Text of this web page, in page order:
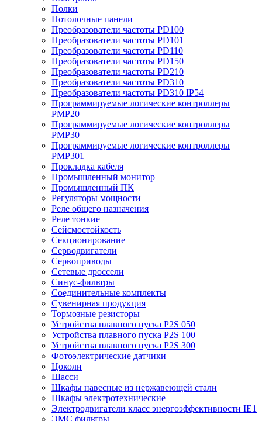
Полки
Потолочные панели
Преобразователи частоты PD100
Преобразователи частоты PD101
Преобразователи частоты PD110
Преобразователи частоты PD150
Преобразователи частоты PD210
Преобразователи частоты PD310
Преобразователи частоты PD310 IP54
Программируемые логические контроллеры
PMP20
Программируемые логические контроллеры
PMP30
Программируемые логические контроллеры
PMP301
Прокладка кабеля
Промышленный монитор
Промышленный ПК
Регуляторы мощности
Реле общего назначения
Реле тонкие
Сейсмостойкость
Секционирование
Серводвигатели
Сервоприводы
Сетевые дроссели
Синус-фильтры
Соединительные комплекты
Сувенирная продукция
Тормозные резисторы
Устройства плавного пуска P2S 050
Устройства плавного пуска P2S 100
Устройства плавного пуска P2S 300
Фотоэлектрические датчики
Цоколи
Шасси
Шкафы навесные из нержавеющей стали
Шкафы электротехнические
Электродвигатели класс энергоэффективности IE1
ЭМС фильтры